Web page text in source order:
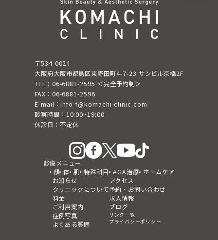
〒534-0024
大阪府大阪市都島区東野田町4-7-23 サンビル京橋2F
TEL：06-6881-2595 ＜完全予約制＞
FAX：06-6881-2596
E-mail：info-f@komachi-clinic.com
診察時間：10:00~19:00
休診日：不定休
診療メニュー
顔 体 肌 特殊科目 AGA治療 ホームケア
お知らせ
クリニックについて
料金
ご利用案内
症例写真
よくある質問
アクセス
予約・お問い合わせ
求人情報
ブログ
リンク一覧
プライバシーポリシー